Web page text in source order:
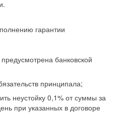
гарантии
банковской
принципала;
неустойку 0,1% от суммы за
при указанных в договоре